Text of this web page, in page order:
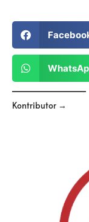
Kontributor →